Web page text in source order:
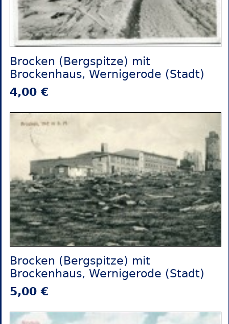
Brocken (Bergspitze) mit
Brockenhaus, Wernigerode (Stadt)
4,00 €
Brocken (Bergspitze) mit
Brockenhaus, Wernigerode (Stadt)
5,00 €